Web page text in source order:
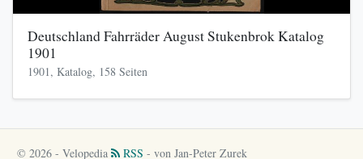
Deutschland Fahrräder August Stukenbrok Katalog
1901
1901, Katalog, 158 Seiten
© 2026 - Velopedia RSS - von Jan-Peter Zurek